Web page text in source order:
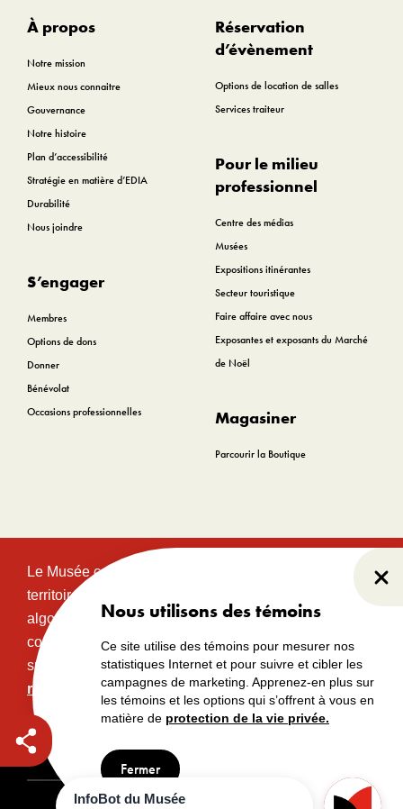
Nous utilisons des témoins
Ce site utilise des témoins pour mesurer nos
statistiques Internet et pour suivre et cibler les
campagnes de marketing. Apprenez-en plus sur
les témoins et les options qui s’offrent à vous en
matière de protection de la vie privée.
Fermer
À propos
Notre mission
Mieux nous connaitre
Gouvernance
Notre histoire
Plan d’accessibilité
Stratégie en matière d’EDIA
Durabilité
Nous joindre
S’engager
Membres
Options de dons
Donner
Bénévolat
Occasions professionnelles
Réservation
d’évènement
Options de location de salles
Services traiteur
Pour le milieu
professionnel
Centre des médias
Musées
Expositions itinérantes
Secteur touristique
Faire affaire avec nous
Exposantes et exposants du Marché
de Noël
Magasiner
Parcourir la Boutique
Le Musée canadien de l’histoire est situé sur le
territoire traditionnel et non cédé des communautés
algonquines Anishinabeg. Ce territoire a eu et
continue d’avoir une grande importance historique,
spirituelle et sacrée.Lire l’intégralité de la
reconnaissance territoriale.
Droits d’auteur Avertissements